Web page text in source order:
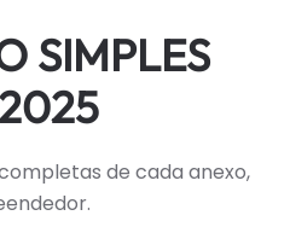
SIMPLES
de cada anexo,